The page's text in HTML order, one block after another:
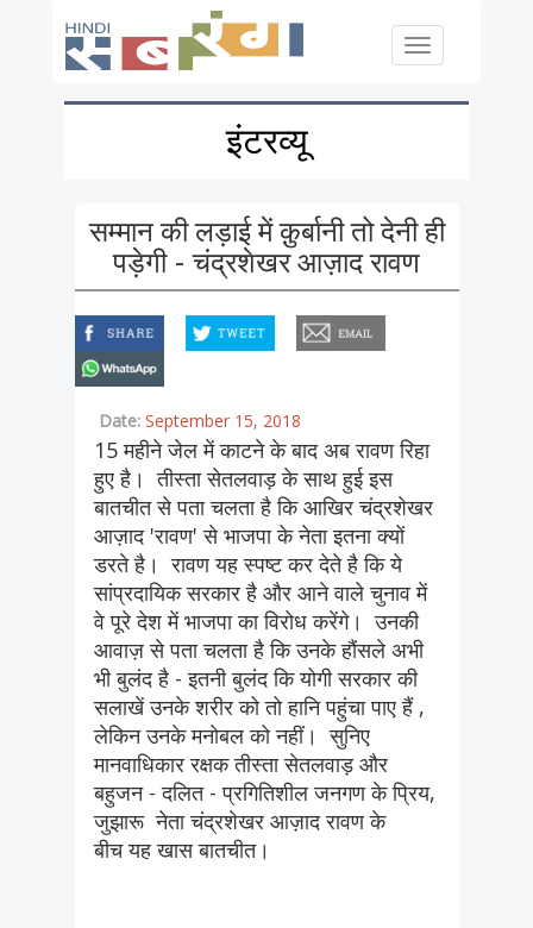
Toggle
इंटरव्यू
सम्मान की लड़ाई में क़ुर्बानी तो देनी ही
पड़ेगी - चंद्रशेखर आज़ाद रावण
Date: September 15, 2018
15 महीने जेल में काटने के बाद अब रावण रिहा
हुए है। तीस्ता सेतलवाड़ के साथ हुई इस
बातचीत से पता चलता है कि आखिर चंद्रशेखर
आज़ाद 'रावण' से भाजपा के नेता इतना क्यों
डरते है। रावण यह स्पष्ट कर देते है कि ये
सांप्रदायिक सरकार है और आने वाले चुनाव में
वे पूरे देश में भाजपा का विरोध करेंगे। उनकी
आवाज़ से पता चलता है कि उनके हौंसले अभी
भी बुलंद है - इतनी बुलंद कि योगी सरकार की
सलाखें उनके शरीर को तो हानि पहुंचा पाए हैं ,
लेकिन उनके मनोबल को नहीं। सुनिए
मानवाधिकार रक्षक तीस्ता सेतलवाड़ और
बहुजन - दलित - प्रगितिशील जनगण के प्रिय,
जुझारू नेता चंद्रशेखर आज़ाद रावण के
बीच यह खास बातचीत।